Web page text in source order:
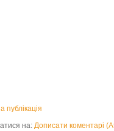
публікація
на: Дописати коментарі